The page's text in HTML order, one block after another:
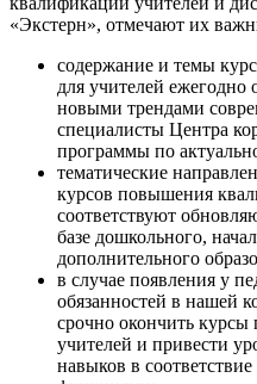
«Экстерн», отмечают их
содержание и темы
для учителей ежегодно
новыми трендами
специалисты Центра
программы по
тематические
курсов повышения
соответствуют
базе дошкольного,
дополнительного
в случае появления у
обязанностей в нашей
срочно окончить
учителей и привести
навыков в